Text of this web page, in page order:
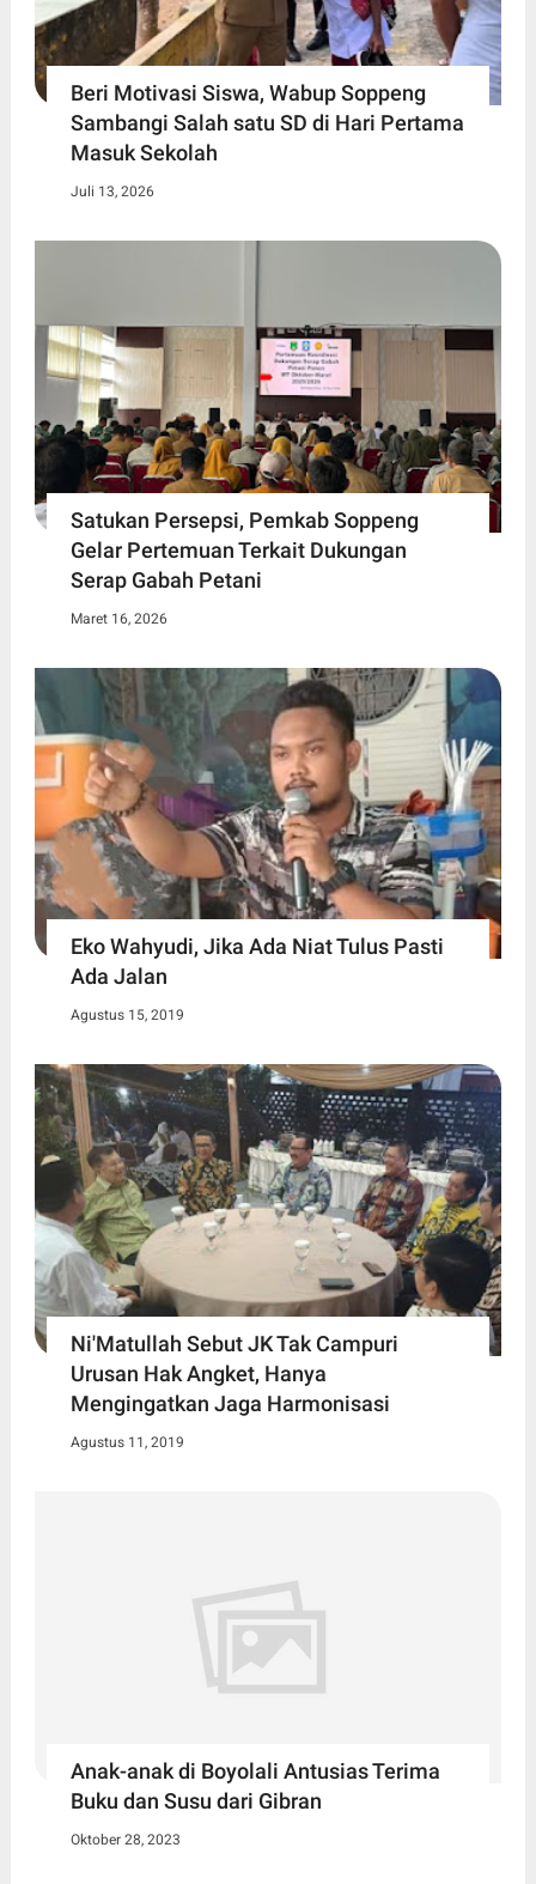
Beri Motivasi Siswa, Wabup Soppeng
Sambangi Salah satu SD di Hari Pertama
Masuk Sekolah
Juli 13, 2026
Satukan Persepsi, Pemkab Soppeng
Gelar Pertemuan Terkait Dukungan
Serap Gabah Petani
Maret 16, 2026
Eko Wahyudi, Jika Ada Niat Tulus Pasti
Ada Jalan
Agustus 15, 2019
Ni'Matullah Sebut JK Tak Campuri
Urusan Hak Angket, Hanya
Mengingatkan Jaga Harmonisasi
Agustus 11, 2019
Anak-anak di Boyolali Antusias Terima
Buku dan Susu dari Gibran
Oktober 28, 2023